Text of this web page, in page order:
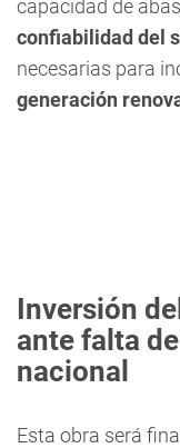
capacidad de
confiabilidad del
necesarias para
generación
Inversión
ante falta
nacional
Esta obra será